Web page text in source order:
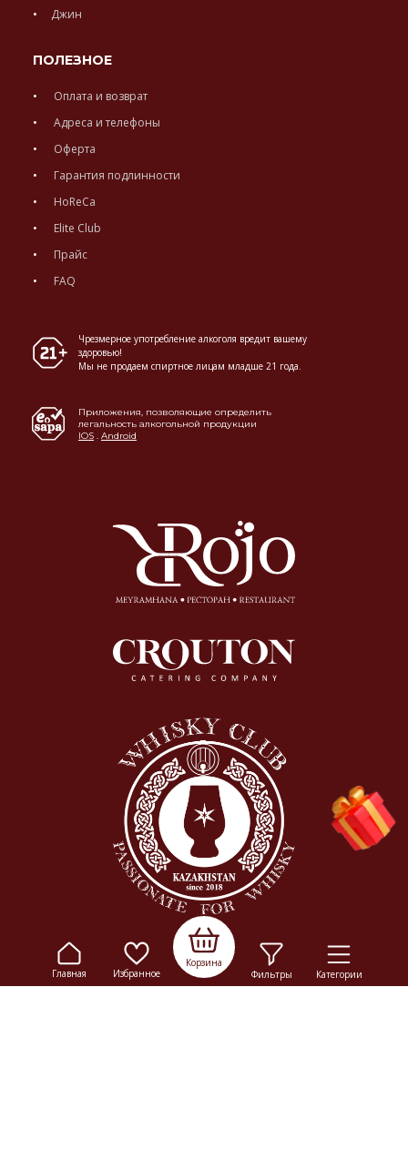
Главная Избранное
Корзина
Фильтры
Категории
Джин
ПОЛЕЗНОЕ
Оплата и возврат
Адреса и телефоны
Оферта
Гарантия подлинности
HoReCa
Elite Club
Прайс
FAQ
Чрезмерное употребление алкоголя вредит вашему
здоровью!
Мы не продаем спиртное лицам младше 21 года.
Приложения, позволяющие определить
легальность алкогольной продукции
IOS . Android